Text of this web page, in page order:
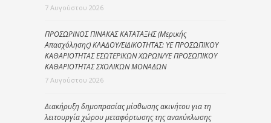
7 Αυγούστου 2026
ΠΡΟΣΩΡΙΝΟΣ ΠΙΝΑΚΑΣ ΚΑΤΑΤΑΞΗΣ (Μερικής
Απασχόλησης) ΚΛΑΔΟΥ/ΕΙΔΙΚΟΤΗΤΑΣ: ΥΕ ΠΡΟΣΩΠΙΚΟΥ
ΚΑΘΑΡΙΟΤΗΤΑΣ ΕΣΩΤΕΡΙΚΩΝ ΧΩΡΩΝ/ΥΕ ΠΡΟΣΩΠΙΚΟΥ
ΚΑΘΑΡΙΟΤΗΤΑΣ ΣΧΟΛΙΚΩΝ ΜΟΝΑΔΩΝ
7 Αυγούστου 2026
Διακήρυξη δημοπρασίας μίσθωσης ακινήτου για τη
λειτουργία χώρου μεταφόρτωσης της ανακύκλωσης